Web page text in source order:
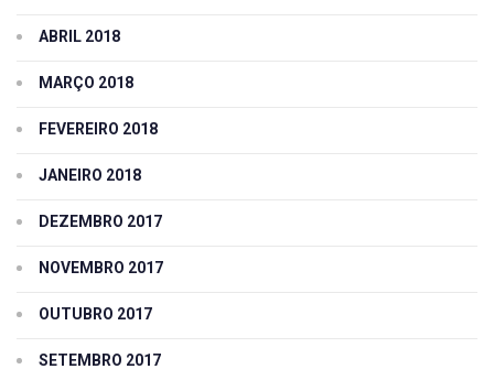
ABRIL 2018
MARÇO 2018
FEVEREIRO 2018
JANEIRO 2018
DEZEMBRO 2017
NOVEMBRO 2017
OUTUBRO 2017
SETEMBRO 2017